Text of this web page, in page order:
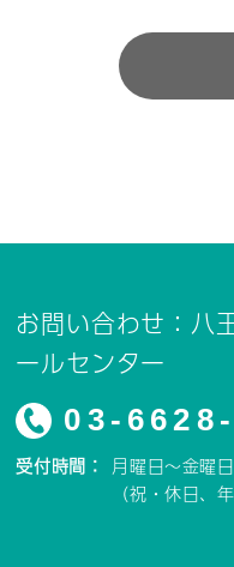
お問い合わせ：八
ールセンター
03-
受付時間： 月曜日～金曜
（祝・休日、